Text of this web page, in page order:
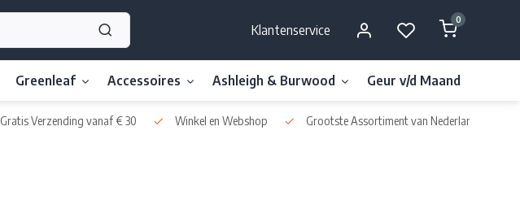
Klantenservice
0
Greenleaf Accessoires Ashleigh & Burwood Geur v/d Maand
Gratis Verzending vanaf € 30 Winkel en Webshop Grootste Assortiment van Nederland & België